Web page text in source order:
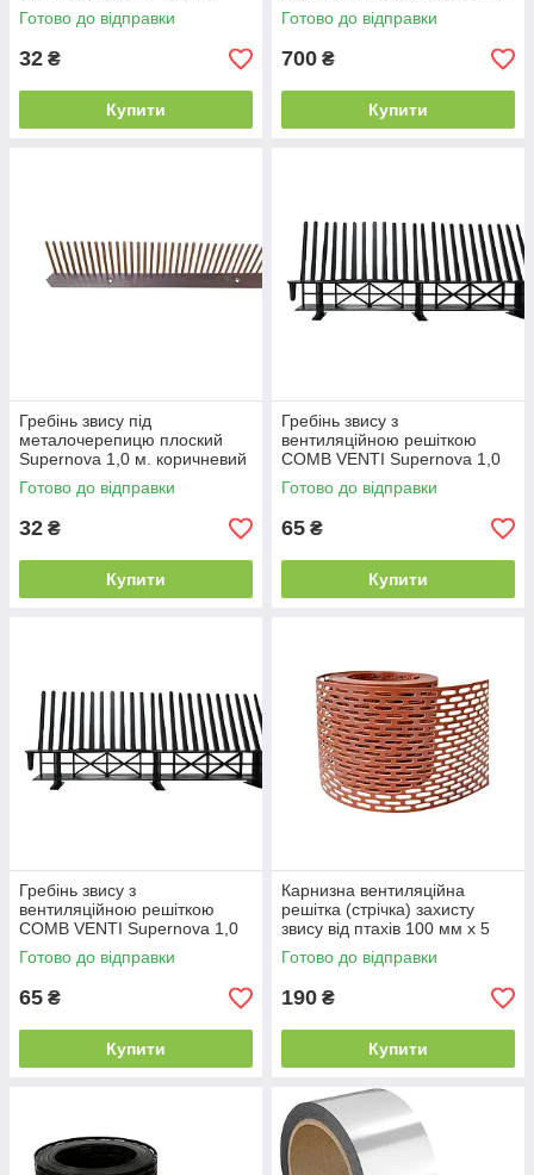
Готово до відправки
32 ₴
Купити
х 10 м.п. RAL 9005 чорна
Готово до відправки
700 ₴
Купити
Гребінь звису під
металочерепицю плоский
Supernova 1,0 м. коричневий
Готово до відправки
32 ₴
Купити
Гребінь звису з
вентиляційною решіткою
COMB VENTI Supernova 1,0
м. чорний
Готово до відправки
65 ₴
Купити
Гребінь звису з
вентиляційною решіткою
COMB VENTI Supernova 1,0
м. коричневий
Готово до відправки
65 ₴
Купити
Карнизна вентиляційна
решітка (стрічка) захисту
звису від птахів 100 мм х 5
м.п., RAL 8004 теракотова
Готово до відправки
190 ₴
Купити